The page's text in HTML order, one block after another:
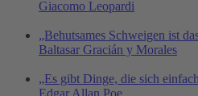
Giacomo Leopardi
„Behutsames Schweigen ist
Baltasar Gracián y Morales
„Es gibt Dinge, die sich
Edgar Allan Poe